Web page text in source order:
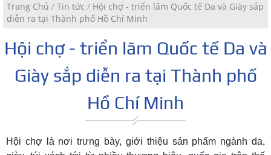
Trang Chủ / Tin tức / Hội chợ - triển lãm Quốc tế Da và Giày sắp
diễn ra tại Thành phố Hồ Chí Minh
Hội chợ - triển lãm Quốc tế Da và
Giày sắp diễn ra tại Thành phố
Hồ Chí Minh
Hội chợ là nơi trưng bày, giới thiệu sản phẩm ngành da,